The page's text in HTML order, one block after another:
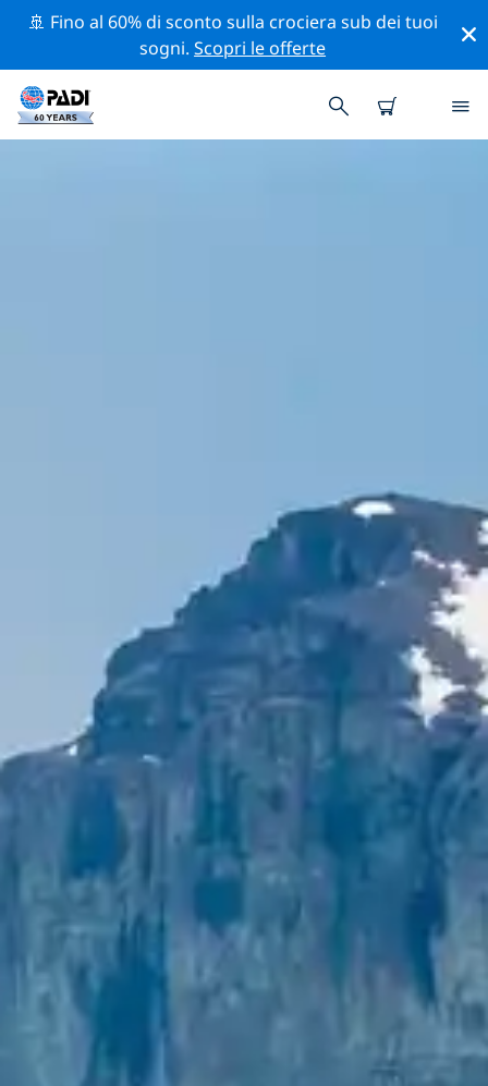
🚢 Fino al 60% di sconto sulla crociera sub dei tuoi
sogni.Scopri le offerte